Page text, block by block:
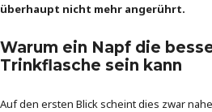
überhaupt nicht mehr angerührt.
Warum ein Napf die
Trinkflasche sein kann
Auf den ersten Blick scheint dies zwar